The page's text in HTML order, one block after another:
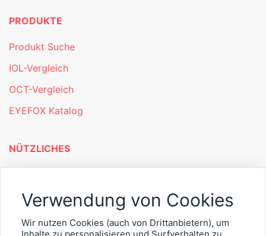
PRODUKTE
Produkt Suche
IOL-Vergleich
OCT-Vergleich
EYEFOX Katalog
NÜTZLICHES
Newsletter
Personalgewinnung mit EYEFOX
Verwendung von Cookies
Wir nutzen Cookies (auch von Drittanbietern), um